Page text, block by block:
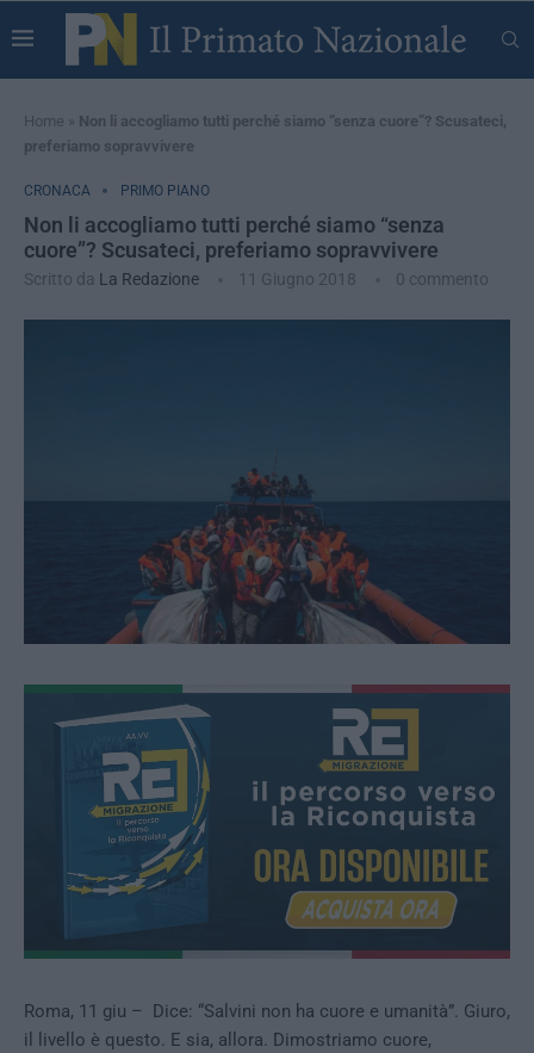
Home » Non li accogliamo tutti perché siamo “senza cuore”? Scusateci,
preferiamo sopravvivere
CRONACA PRIMO PIANO
Non li accogliamo tutti perché siamo “senza
cuore”? Scusateci, preferiamo sopravvivere
Scritto da La Redazione 11 Giugno 2018 0 commento
Roma, 11 giu – Dice: “Salvini non ha cuore e umanità”. Giuro,
il livello è questo. E sia, allora. Dimostriamo cuore,